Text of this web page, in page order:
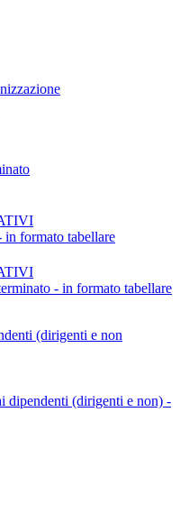
in formato tabellare
- in formato tabellare
(dirigenti e non
dipendenti (dirigenti e non) -